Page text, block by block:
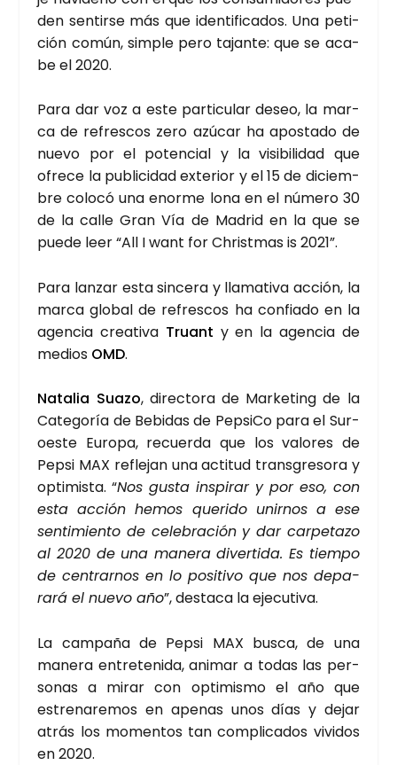
den sen­tir­se más que iden­ti­fi­ca­dos. Una peti­
ción común, sim­ple pero tajan­te: que se aca­
be el 2020.
Para dar voz a este par­ti­cu­lar deseo, la mar­
ca de refres­cos zero azú­car ha apos­ta­do de
nue­vo por el poten­cial y la visi­bi­li­dad que
ofre­ce la publi­ci­dad exte­rior y el 15 de diciem­
bre colo­có una enor­me lona en el núme­ro 30
de la calle Gran Vía de Madrid en la que se
pue­de leer “All I want for Christ­mas is 2021”.
Para lan­zar esta sin­ce­ra y lla­ma­ti­va acción, la
mar­ca glo­bal de refres­cos ha con­fia­do en la
agen­cia crea­ti­va Truant y en la agen­cia de
medios OMD.
Nata­lia Sua­zo, direc­to­ra de Mar­ke­ting de la
Cate­go­ría de Bebi­das de Pepsi­Co para el Sur­
oes­te Euro­pa, recuer­da que los valo­res de
Pep­si MAX refle­jan una acti­tud trans­gre­so­ra y
opti­mis­ta. “Nos gus­ta ins­pi­rar y por eso, con
esta acción hemos que­ri­do unir­nos a ese
sen­ti­mien­to de cele­bra­ción y dar car­pe­ta­zo
al 2020 de una mane­ra diver­ti­da. Es tiem­po
de cen­trar­nos en lo posi­ti­vo que nos depa­
ra­rá el nue­vo año”, des­ta­ca la eje­cu­ti­va.
La cam­pa­ña de Pep­si MAX bus­ca, de una
mane­ra entre­te­ni­da, ani­mar a todas las per­
so­nas a mirar con opti­mis­mo el año que
estre­na­re­mos en ape­nas unos días y dejar
atrás los momen­tos tan com­pli­ca­dos vivi­dos
en 2020.